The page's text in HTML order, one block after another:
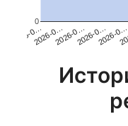
2026-0…2026-0…2026-0…2026-0…2026-0…
0